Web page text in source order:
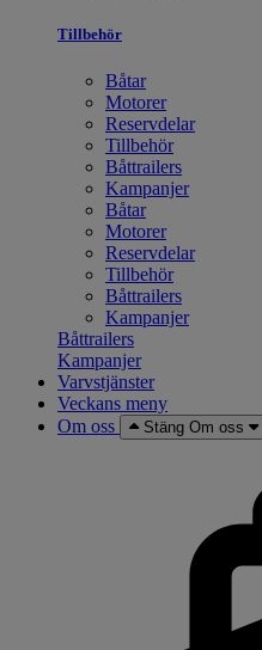
Tillbehör
Båtar
Motorer
Reservdelar
Tillbehör
Båttrailers
Kampanjer
Båtar
Motorer
Reservdelar
Tillbehör
Båttrailers
Kampanjer
Båttrailers
Kampanjer
Varvstjänster
Veckans meny
Om oss
Stäng Om oss